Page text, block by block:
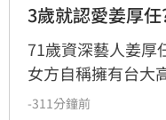
3歲就認愛姜厚
71歲資深藝人姜厚
女方自稱擁有台大
發熱議。隨後女方
-311分鐘前